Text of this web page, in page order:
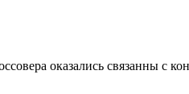
оказались связанны с